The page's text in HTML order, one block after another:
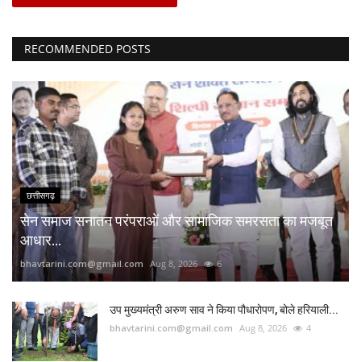
RECOMMENDED POSTS
छत्तीसगढ़
सेन समाज सनातन परंपराओं और सामाजिक समरसता का मजबूत
आधार...
bhavtarini.com@gmail.com Aug 8, 2026 6
उप मुख्यमंत्री अरुण साव ने किया पौधारोपण, बोले हरियाली...
bhavtarini.com@gmail.com Aug 8, 2026 4